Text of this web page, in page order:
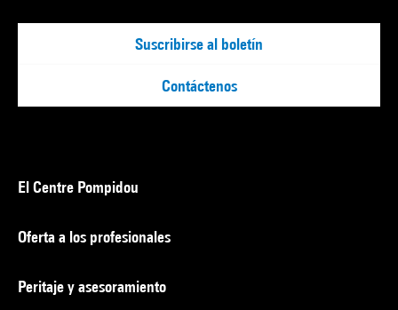
Suscribirse al boletín
Contáctenos
El Centre Pompidou
Oferta a los profesionales
Peritaje y asesoramiento